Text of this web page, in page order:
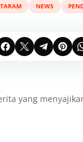
NEWS
yang